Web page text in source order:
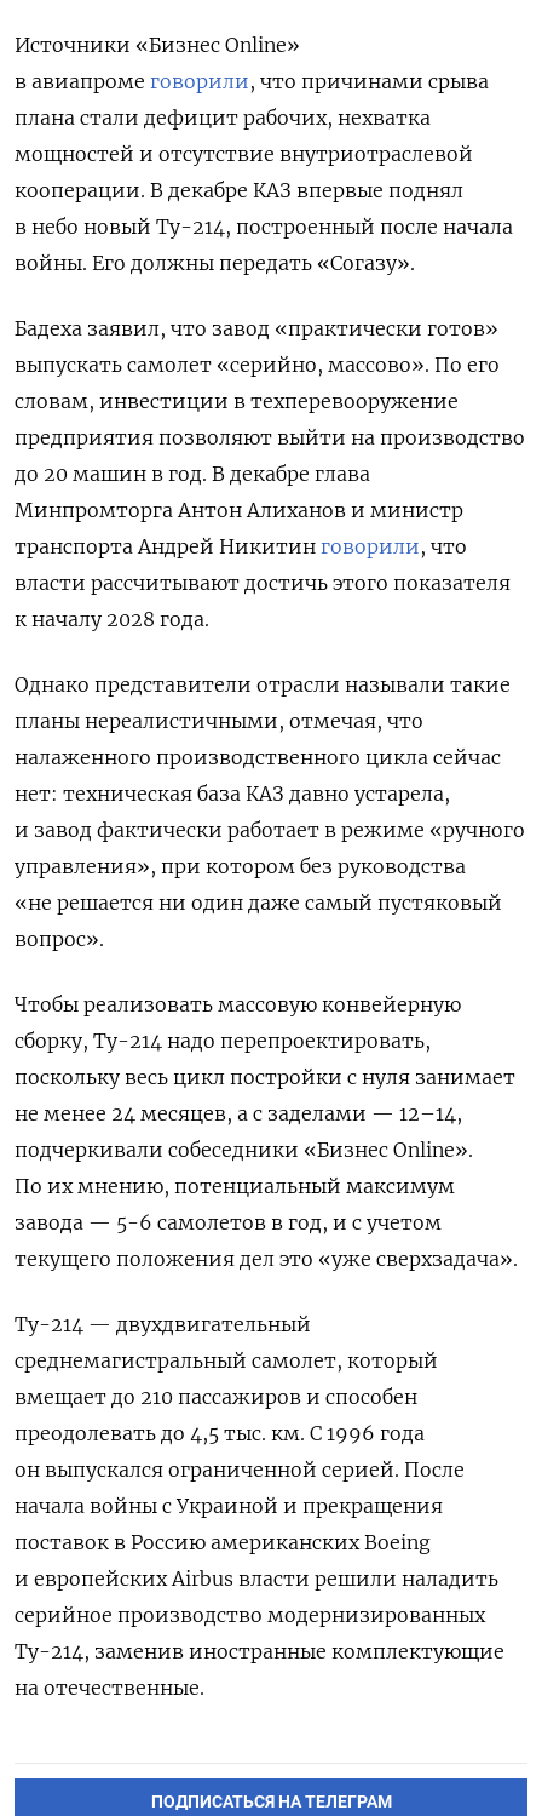
Источники «Бизнес Online»
в авиапроме говорили, что причинами срыва
плана стали дефицит рабочих, нехватка
мощностей и отсутствие внутриотраслевой
кооперации. В декабре КАЗ впервые поднял
в небо новый Ту-214, построенный после начала
войны. Его должны передать «Согазу».
Бадеха заявил, что завод «практически готов»
выпускать самолет «серийно, массово». По его
словам, инвестиции в техперевооружение
предприятия позволяют выйти на производство
до 20 машин в год. В декабре глава
Минпромторга Антон Алиханов и министр
транспорта Андрей Никитин говорили, что
власти рассчитывают достичь этого показателя
к началу 2028 года.
Однако представители отрасли называли такие
планы нереалистичными, отмечая, что
налаженного производственного цикла сейчас
нет: техническая база КАЗ давно устарела,
и завод фактически работает в режиме «ручного
управления», при котором без руководства
«не решается ни один даже самый пустяковый
вопрос».
Чтобы реализовать массовую конвейерную
сборку, Ту-214 надо перепроектировать,
поскольку весь цикл постройки с нуля занимает
не менее 24 месяцев, а с заделами — 12–14,
подчеркивали собеседники «Бизнес Online».
По их мнению, потенциальный максимум
завода — 5-6 самолетов в год, и с учетом
текущего положения дел это «уже сверхзадача».
Ту-214 — двухдвигательный
среднемагистральный самолет, который
вмещает до 210 пассажиров и способен
преодолевать до 4,5 тыс. км. С 1996 года
он выпускался ограниченной серией. После
начала войны с Украиной и прекращения
поставок в Россию американских Boeing
и европейских Airbus власти решили наладить
серийное производство модернизированных
Ту-214, заменив иностранные комплектующие
на отечественные.
ПОДПИСАТЬСЯ НА ТЕЛЕГРАМ